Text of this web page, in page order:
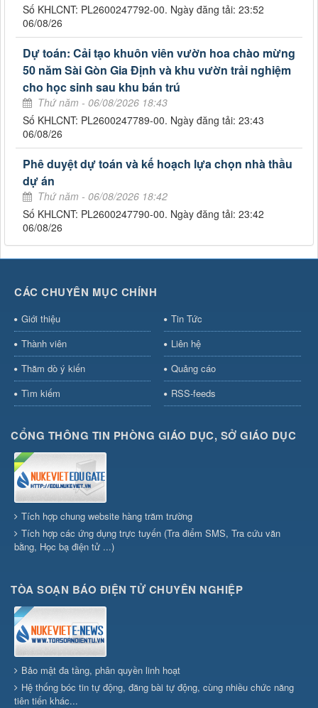
Số KHLCNT: PL2600247792-00. Ngày đăng tải: 23:52
06/08/26
Dự toán: Cải tạo khuôn viên vườn hoa chào mừng
50 năm Sài Gòn Gia Định và khu vườn trải nghiệm
cho học sinh sau khu bán trú
Thứ năm - 06/08/2026 18:43
Số KHLCNT: PL2600247789-00. Ngày đăng tải: 23:43
06/08/26
Phê duyệt dự toán và kế hoạch lựa chọn nhà thầu
dự án
Thứ năm - 06/08/2026 18:42
Số KHLCNT: PL2600247790-00. Ngày đăng tải: 23:42
06/08/26
CÁC CHUYÊN MỤC CHÍNH
Giới thiệu
Tin Tức
Thành viên
Liên hệ
Thăm dò ý kiến
Quảng cáo
Tìm kiếm
RSS-feeds
CỔNG THÔNG TIN PHÒNG GIÁO DỤC, SỞ GIÁO DỤC
Tích hợp chung website hàng trăm trường
Tích hợp các ứng dụng trực tuyến (Tra điểm SMS, Tra cứu văn
bằng, Học bạ điện tử ...)
TÒA SOẠN BÁO ĐIỆN TỬ CHUYÊN NGHIỆP
Bảo mật đa tầng, phân quyền linh hoạt
Hệ thống bóc tin tự động, đăng bài tự động, cùng nhiều chức năng
tiên tiến khác...